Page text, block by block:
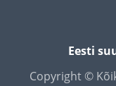
Eesti
Copyright ©